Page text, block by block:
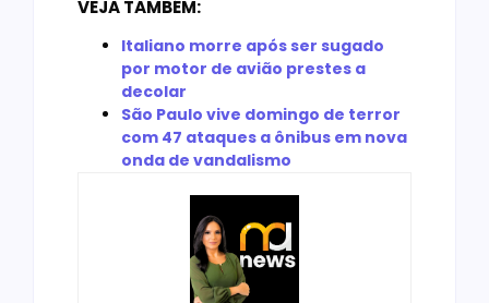
VEJA TAMBÉM:
Italiano morre após ser sugado
por motor de avião prestes a
decolar
São Paulo vive domingo de terror
com 47 ataques a ônibus em nova
onda de vandalismo